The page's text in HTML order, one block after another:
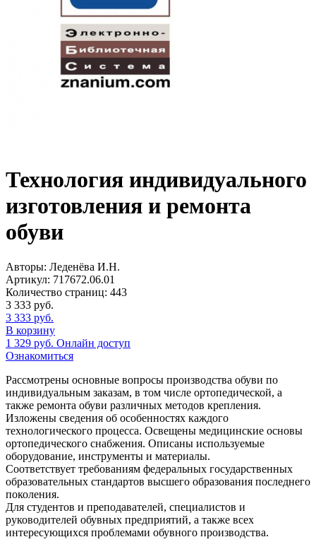
Технология индивидуального
изготовления и ремонта
обуви
Авторы: Леденёва И.Н.
Артикул: 717672.06.01
Количество страниц: 443
3 333 руб.
3 333 руб.
В корзину
1 329 руб. Онлайн доступ
Ознакомиться
Рассмотрены основные вопросы производства обуви по
индивидуальным заказам, в том числе ортопедической, а
также ремонта обуви различных методов крепления.
Изложены сведения об особенностях каждого
технологического процесса. Освещены медицинские основы
ортопедического снабжения. Описаны используемые
оборудование, инструменты и материалы.
Соответствует требованиям федеральных государственных
образовательных стандартов высшего образования последнего
поколения.
Для студентов и преподавателей, специалистов и
руководителей обувных предприятий, а также всех
интересующихся проблемами обувного производства.